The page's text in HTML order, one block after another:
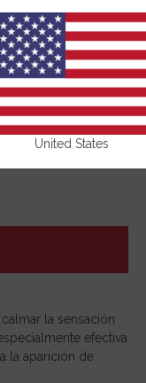
la sensación
efectiva
la aparición de
United States